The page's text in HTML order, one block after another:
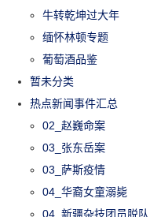
牛转乾坤过大年
缅怀林顿专题
葡萄酒品鉴
暂未分类
热点新闻事件汇总
02_赵巍命案
03_张东岳案
03_萨斯疫情
04_华裔女童溺毙
04_新疆杂技团员脱队